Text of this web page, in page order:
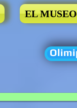
EL MUSEO